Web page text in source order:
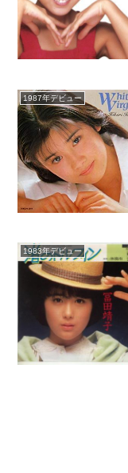
1987年デビュー
1983年デビュー